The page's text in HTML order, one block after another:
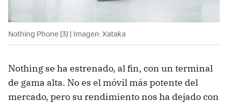
Nothing Phone (3) | Imagen: Xataka
Nothing se ha estrenado, al fin, con un terminal
de gama alta. No es el móvil más potente del
mercado, pero su rendimiento nos ha dejado con